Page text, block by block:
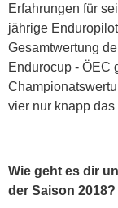
Erfahrungen für
jährige
Gesamtwertung
Endurocup - ÖEC
vier nur knapp
Wie geht es dir
der Saison 2018?